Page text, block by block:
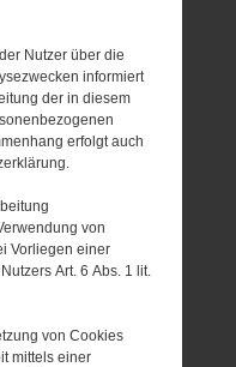
Nutzer über die
informiert
der in diesem
erfolgt auch
von
Vorliegen einer
Art. 6 Abs. 1 lit.
von Cookies
mittels einer